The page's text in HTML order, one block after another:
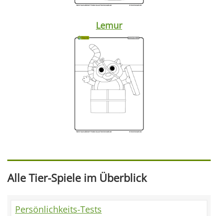
Lemur
Alle Tier-Spiele im Überblick
Persönlichkeits-Tests